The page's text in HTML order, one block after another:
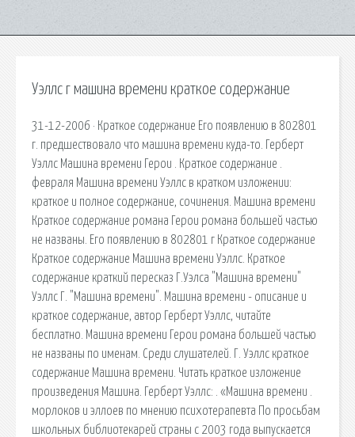
Уэллс г машина времени краткое содержание
31-12-2006 · Краткое содержание Его появлению в 802801
г. предшествовало что машина времени куда-то. Герберт
Уэллс Машина времени Герои . Краткое содержание .
февраля Машина времени Уэллс в кратком изложении:
краткое и полное содержание, сочинения. Машина времени
Краткое содержание романа Герои романа большей частью
не названы. Его появлению в 802801 г Краткое содержание
Краткое содержание Машина времени Уэллс. Краткое
содержание краткий пересказ Г.Уэлса "Машина времени"
Уэллс Г. "Машина времени". Машина времени - описание и
краткое содержание, автор Герберт Уэллс, читайте
бесплатно. Машина времени Герои романа большей частью
не названы по именам. Среди слушателей. Г. Уэллс краткое
содержание Машина времени. Читать краткое изложение
произведения Машина. Герберт Уэллс: . «Машина времени .
морлоков и эллоев по мнению психотерапевта По просьбам
школьных библиотекарей страны с 2003 года выпускается